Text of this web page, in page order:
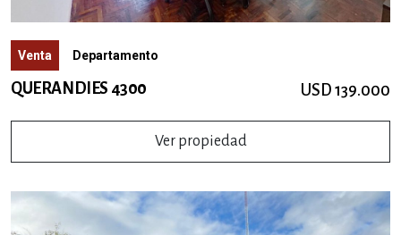
Venta Departamento
QUERANDIES 4300 USD 139.000
Ver propiedad